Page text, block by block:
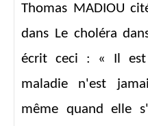
Thomas MADIOU
dans Le choléra
écrit ceci : « Il est
maladie n'est
même quand elle